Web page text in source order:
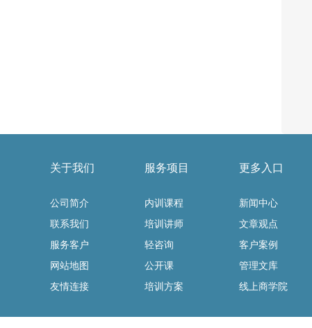
关于我们
公司简介
联系我们
服务客户
网站地图
友情连接
服务项目
内训课程
培训讲师
轻咨询
公开课
培训方案
更多入口
新闻中心
文章观点
客户案例
管理文库
线上商学院